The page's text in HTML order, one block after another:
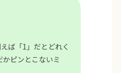
ば「1」だとどれく
ピンとこないミ